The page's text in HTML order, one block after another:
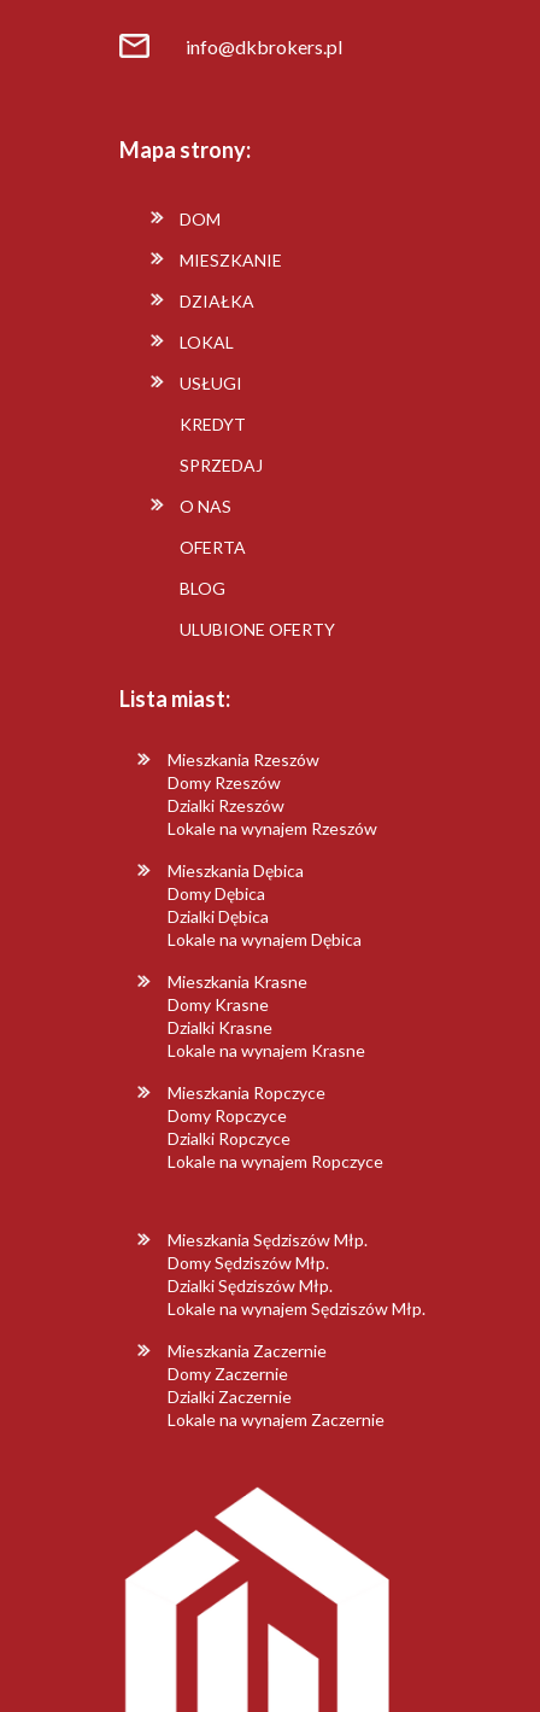
info@dkbrokers.pl
Mapa strony:
DOM
MIESZKANIE
DZIAŁKA
LOKAL
USŁUGI
KREDYT
SPRZEDAJ
O NAS
OFERTA
BLOG
ULUBIONE OFERTY
Lista miast:
Mieszkania Rzeszów
Domy Rzeszów
Dzialki Rzeszów
Lokale na wynajem Rzeszów
Mieszkania Dębica
Domy Dębica
Dzialki Dębica
Lokale na wynajem Dębica
Mieszkania Krasne
Domy Krasne
Dzialki Krasne
Lokale na wynajem Krasne
Mieszkania Ropczyce
Domy Ropczyce
Dzialki Ropczyce
Lokale na wynajem Ropczyce
Mieszkania Sędziszów Młp.
Domy Sędziszów Młp.
Dzialki Sędziszów Młp.
Lokale na wynajem Sędziszów Młp.
Mieszkania Zaczernie
Domy Zaczernie
Dzialki Zaczernie
Lokale na wynajem Zaczernie